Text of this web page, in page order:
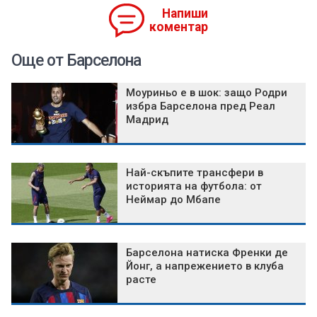
Напиши
коментар
Още от Барселона
Моуриньо е в шок: защо Родри
избра Барселона пред Реал
Мадрид
Най-скъпите трансфери в
историята на футбола: от
Неймар до Мбапе
Барселона натиска Френки де
Йонг, а напрежението в клуба
расте